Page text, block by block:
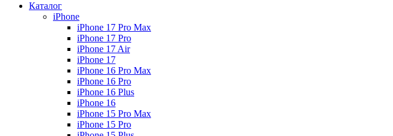
Каталог
iPhone
iPhone 17 Pro Max
iPhone 17 Pro
iPhone 17 Air
iPhone 17
iPhone 16 Pro Max
iPhone 16 Pro
iPhone 16 Plus
iPhone 16
iPhone 15 Pro Max
iPhone 15 Pro